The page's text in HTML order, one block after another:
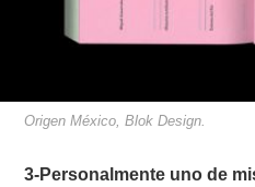
Origen México, Blok Design.
3-Personalmente uno de